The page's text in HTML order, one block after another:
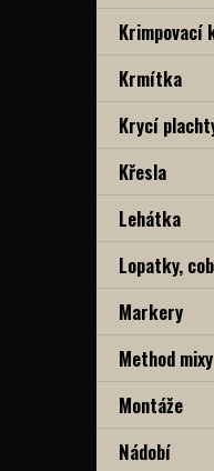
Krimpovací
Krmítka
Krycí
Křesla
Lehátka
Lopatky,
Markery
Method mixy
Montáže
Nádobí